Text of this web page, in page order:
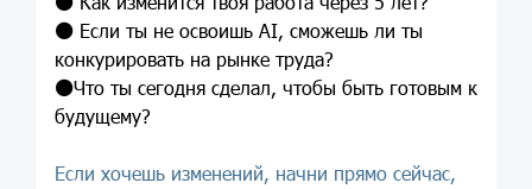
⚫️ Если ты не освоишь AI, сможешь ли ты
конкурировать на рынке труда?
⚫️Что ты сегодня сделал, чтобы быть готовым к
будущему?
Если хочешь изменений, начни прямо сейчас,